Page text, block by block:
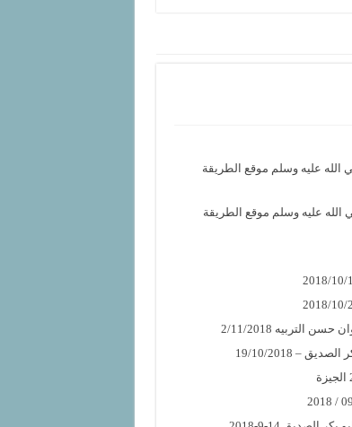
عليه وسلم موقع الطريقة
عليه وسلم موقع الطريقة
2/11/2018
19/10/2018